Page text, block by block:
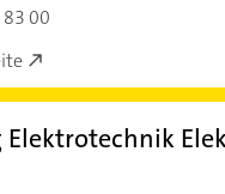
00
Elektrotechnik